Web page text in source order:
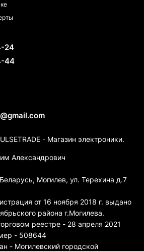
24
44
- Магазин электроники.
Александрович
Могилев, ул. Терехина д.7
от 16 ноября 2018 г. выдано
района г.Могилева.
реестре - 28 апреля 2021
- 508644
- Могилевский городской